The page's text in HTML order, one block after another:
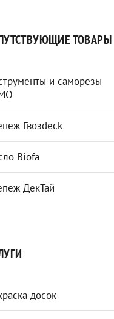
ТОВАРЫ
и саморезы
Гвозdeck
Biofa
ДекТай
досок